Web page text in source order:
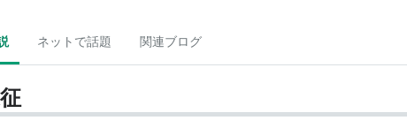
ネットで話題 関連ブログ